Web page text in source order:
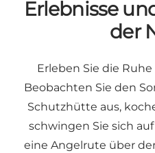
Erlebnisse
der
Erleben Sie die
Beobachten Sie den
Schutzhütte aus,
schwingen Sie sich
eine Angelrute über